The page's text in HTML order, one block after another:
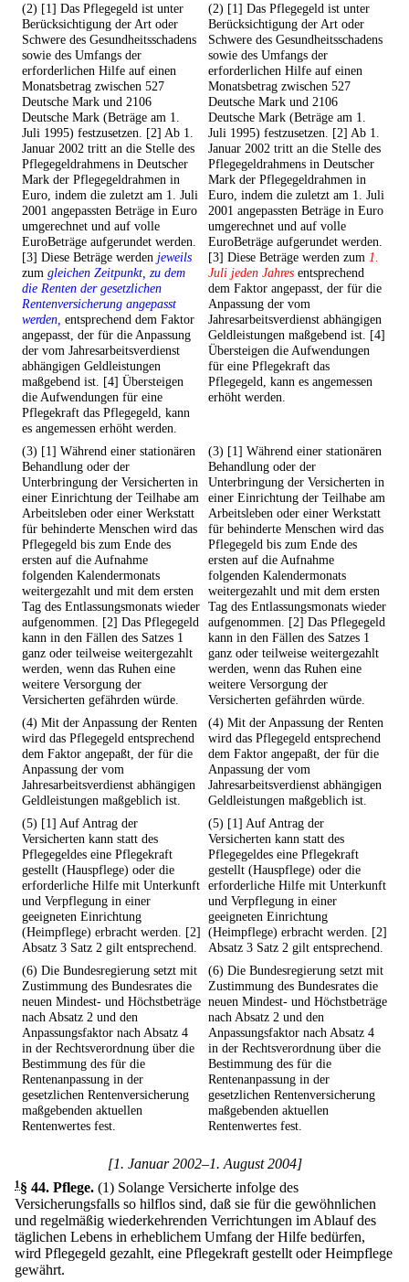
(2) [1] Das Pflegegeld ist unter
Berücksichtigung der Art oder
Schwere des Gesundheitsschadens
sowie des Umfangs der
erforderlichen Hilfe auf einen
Monatsbetrag zwischen 527
Deutsche Mark und 2106
Deutsche Mark (Beträge am 1.
Juli 1995) festzusetzen. [2] Ab 1.
Januar 2002 tritt an die Stelle des
Pflegegeldrahmens in Deutscher
Mark der Pflegegeldrahmen in
Euro, indem die zuletzt am 1. Juli
2001 angepassten Beträge in Euro
umgerechnet und auf volle
EuroBeträge aufgerundet werden.
[3] Diese Beträge werden jeweils
zum gleichen Zeitpunkt, zu dem
die Renten der gesetzlichen
Rentenversicherung angepasst
werden, entsprechend dem Faktor
angepasst, der für die Anpassung
der vom Jahresarbeitsverdienst
abhängigen Geldleistungen
maßgebend ist. [4] Übersteigen
die Aufwendungen für eine
Pflegekraft das Pflegegeld, kann
es angemessen erhöht werden.
(2) [1] Das Pflegegeld ist unter
Berücksichtigung der Art oder
Schwere des Gesundheitsschadens
sowie des Umfangs der
erforderlichen Hilfe auf einen
Monatsbetrag zwischen 527
Deutsche Mark und 2106
Deutsche Mark (Beträge am 1.
Juli 1995) festzusetzen. [2] Ab 1.
Januar 2002 tritt an die Stelle des
Pflegegeldrahmens in Deutscher
Mark der Pflegegeldrahmen in
Euro, indem die zuletzt am 1. Juli
2001 angepassten Beträge in Euro
umgerechnet und auf volle
EuroBeträge aufgerundet werden.
[3] Diese Beträge werden zum 1.
Juli jeden Jahres entsprechend
dem Faktor angepasst, der für die
Anpassung der vom
Jahresarbeitsverdienst abhängigen
Geldleistungen maßgebend ist. [4]
Übersteigen die Aufwendungen
für eine Pflegekraft das
Pflegegeld, kann es angemessen
erhöht werden.
(3) [1] Während einer stationären
Behandlung oder der
Unterbringung der Versicherten in
einer Einrichtung der Teilhabe am
Arbeitsleben oder einer Werkstatt
für behinderte Menschen wird das
Pflegegeld bis zum Ende des
ersten auf die Aufnahme
folgenden Kalendermonats
weitergezahlt und mit dem ersten
Tag des Entlassungsmonats wieder
aufgenommen. [2] Das Pflegegeld
kann in den Fällen des Satzes 1
ganz oder teilweise weitergezahlt
werden, wenn das Ruhen eine
weitere Versorgung der
Versicherten gefährden würde.
(3) [1] Während einer stationären
Behandlung oder der
Unterbringung der Versicherten in
einer Einrichtung der Teilhabe am
Arbeitsleben oder einer Werkstatt
für behinderte Menschen wird das
Pflegegeld bis zum Ende des
ersten auf die Aufnahme
folgenden Kalendermonats
weitergezahlt und mit dem ersten
Tag des Entlassungsmonats wieder
aufgenommen. [2] Das Pflegegeld
kann in den Fällen des Satzes 1
ganz oder teilweise weitergezahlt
werden, wenn das Ruhen eine
weitere Versorgung der
Versicherten gefährden würde.
(4) Mit der Anpassung der Renten
wird das Pflegegeld entsprechend
dem Faktor angepaßt, der für die
Anpassung der vom
Jahresarbeitsverdienst abhängigen
Geldleistungen maßgeblich ist.
(4) Mit der Anpassung der Renten
wird das Pflegegeld entsprechend
dem Faktor angepaßt, der für die
Anpassung der vom
Jahresarbeitsverdienst abhängigen
Geldleistungen maßgeblich ist.
(5) [1] Auf Antrag der
Versicherten kann statt des
Pflegegeldes eine Pflegekraft
gestellt (Hauspflege) oder die
erforderliche Hilfe mit Unterkunft
und Verpflegung in einer
geeigneten Einrichtung
(Heimpflege) erbracht werden. [2]
Absatz 3 Satz 2 gilt entsprechend.
(5) [1] Auf Antrag der
Versicherten kann statt des
Pflegegeldes eine Pflegekraft
gestellt (Hauspflege) oder die
erforderliche Hilfe mit Unterkunft
und Verpflegung in einer
geeigneten Einrichtung
(Heimpflege) erbracht werden. [2]
Absatz 3 Satz 2 gilt entsprechend.
(6) Die Bundesregierung setzt mit
Zustimmung des Bundesrates die
neuen Mindest- und Höchstbeträge
nach Absatz 2 und den
Anpassungsfaktor nach Absatz 4
in der Rechtsverordnung über die
Bestimmung des für die
Rentenanpassung in der
gesetzlichen Rentenversicherung
maßgebenden aktuellen
Rentenwertes fest.
(6) Die Bundesregierung setzt mit
Zustimmung des Bundesrates die
neuen Mindest- und Höchstbeträge
nach Absatz 2 und den
Anpassungsfaktor nach Absatz 4
in der Rechtsverordnung über die
Bestimmung des für die
Rentenanpassung in der
gesetzlichen Rentenversicherung
maßgebenden aktuellen
Rentenwertes fest.
[1. Januar 2002–1. August 2004]
1§ 44. Pflege. (1) Solange Versicherte infolge des
Versicherungsfalls so hilflos sind, daß sie für die gewöhnlichen
und regelmäßig wiederkehrenden Verrichtungen im Ablauf des
täglichen Lebens in erheblichem Umfang der Hilfe bedürfen,
wird Pflegegeld gezahlt, eine Pflegekraft gestellt oder Heimpflege
gewährt.